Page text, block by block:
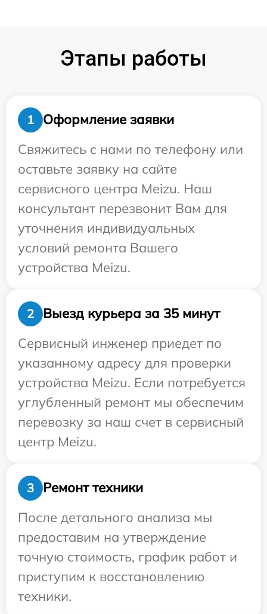
Этапы работы
1
Оформление заявки
Свяжитесь с нами по телефону или
оставьте заявку на сайте
сервисного центра Meizu. Наш
консультант перезвонит Вам для
уточнения индивидуальных
условий ремонта Вашего
устройства Meizu.
2
Выезд курьера за 35 минут
Сервисный инженер приедет по
указанному адресу для проверки
устройства Meizu. Если потребуется
углубленный ремонт мы обеспечим
перевозку за наш счет в сервисный
центр Meizu.
3
Ремонт техники
После детального анализа мы
предоставим на утверждение
точную стоимость, график работ и
приступим к восстановлению
техники.